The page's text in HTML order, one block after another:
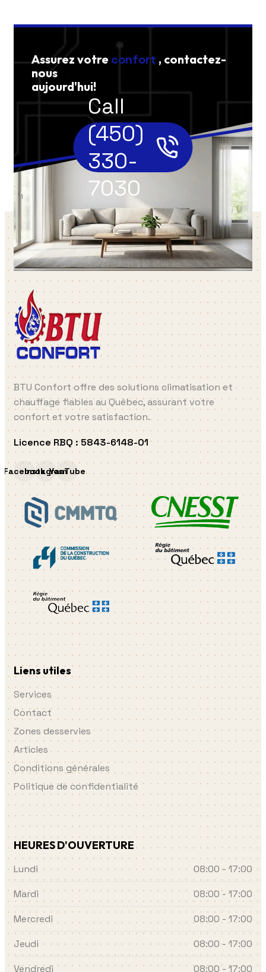
Assurez votre confort , contactez-
nous
aujourd'hui!
Call
(450)
330-
7030
BTU Confort offre des solutions climatisation et
chauffage fiables au Québec, assurant votre
confort et votre satisfaction.
Licence RBQ : 5843-6148-01
FacebookInstagramYouTube
Liens utiles
Services
Contact
Zones desservies
Articles
Conditions générales
Politique de confidentialité
HEURES D'OUVERTURE
Lundi
08:00 - 17:00
Mardi
08:00 - 17:00
Mercredi
08:00 - 17:00
Jeudi
08:00 - 17:00
Vendredi
08:00 - 17:00